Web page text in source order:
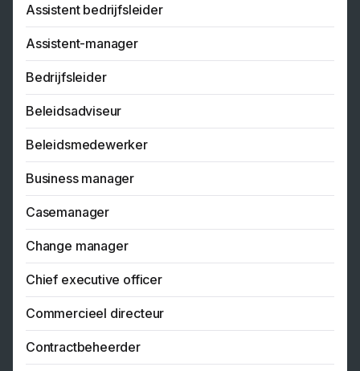
Assistent bedrijfsleider
Assistent-manager
Bedrijfsleider
Beleidsadviseur
Beleidsmedewerker
Business manager
Casemanager
Change manager
Chief executive officer
Commercieel directeur
Contractbeheerder